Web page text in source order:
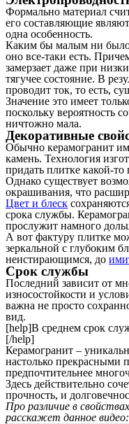
Формально материал
его составляющие
одна особенность.
Каким бы малым ни было
оно все-таки есть.
замерзает даже при
тягучее состояние. В
проводит ток, то есть,
Значение это имеет
поскольку вероятность
ничтожно мала.
Декоративные
Обычно керамогранит
камень. Технология
придать плитке какой-
Однако существует
окрашивания, что
Цвет и блеск
срока службы.
прослужит намного
А вот фактуру плитке
зеркальной с глубоким
неистирающимся, до
Срок службы
Последний зависит от
износостойкости и
важна не просто
вид.
[help]В среднем срок
[/help]
Керамогранит –
настолько прекрасными
предпочтительнее
Здесь действительно
прочность, и
Про различие в
расскажет данное видео: